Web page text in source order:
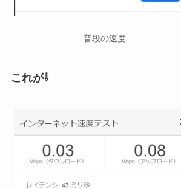
普段の速度
これが⇩